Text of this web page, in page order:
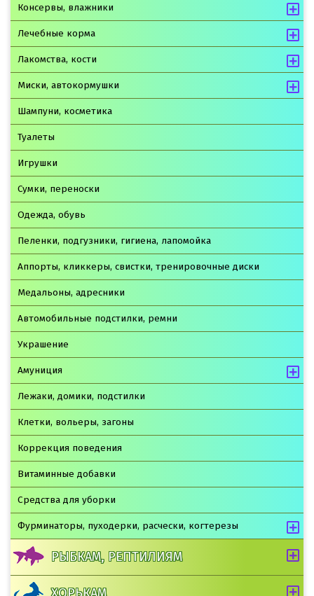
Консервы, влажники
Лечебные корма
Лакомства, кости
Миски, автокормушки
Шампуни, косметика
Туалеты
Игрушки
Сумки, переноски
Одежда, обувь
Пеленки, подгузники, гигиена, лапомойка
Аппорты, кликкеры, свистки, тренировочные диски
Медальоны, адресники
Автомобильные подстилки, ремни
Украшение
Амуниция
Лежаки, домики, подстилки
Клетки, вольеры, загоны
Коррекция поведения
Витаминные добавки
Средства для уборки
Фурминаторы, пуходерки, расчески, когтерезы
РЫБКАМ, РЕПТИЛИЯМ
ХОРЬКАМ